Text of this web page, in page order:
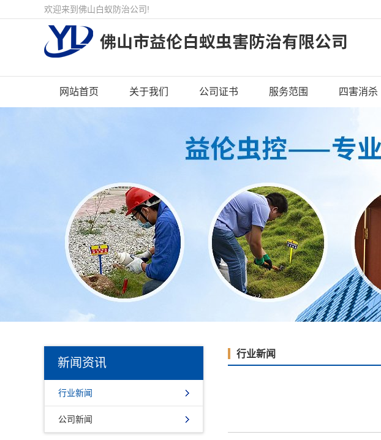
欢迎来到佛山白蚁防治公司!
网站首页 关于我们 公司证书 服务范围 四害消杀
新闻资讯
行业新闻
公司新闻
行业新闻